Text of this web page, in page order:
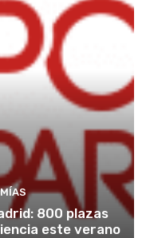
800 plazas
este verano